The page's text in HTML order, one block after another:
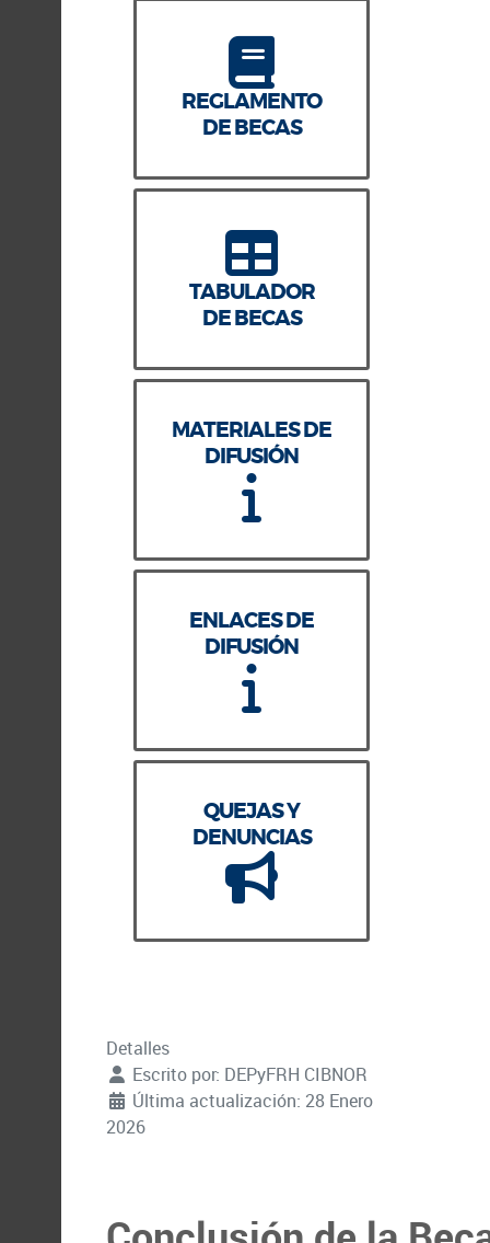
REGLAMENTO
DE BECAS
TABULADOR
DE BECAS
MATERIALES DE
DIFUSIÓN
ENLACES DE
DIFUSIÓN
QUEJAS Y
DENUNCIAS
Detalles
Escrito por: DEPyFRH CIBNOR
Última actualización: 28 Enero
2026